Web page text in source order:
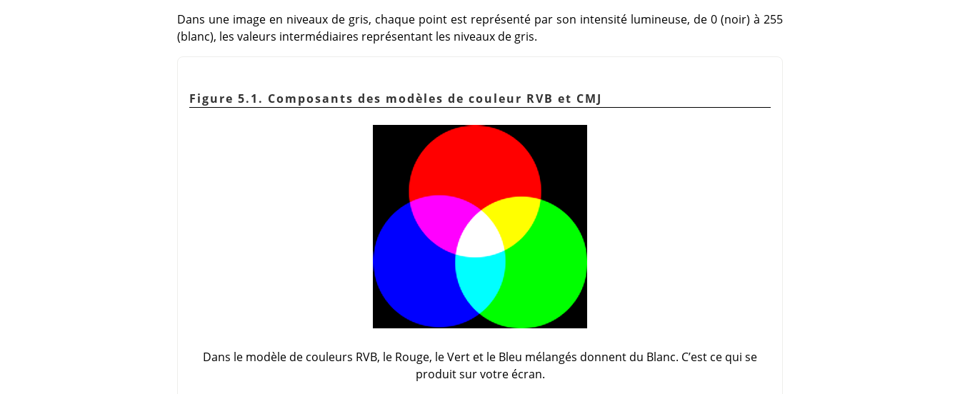
Dans une image en niveaux de gris, chaque point est représenté par son intensité lumineuse, de 0 (noir) à 255
(blanc), les valeurs intermédiaires représentant les niveaux de gris.
Figure 5.1. Composants des modèles de couleur RVB et CMJ
Dans le modèle de couleurs RVB, le Rouge, le Vert et le Bleu mélangés donnent du Blanc. C’est ce qui se
produit sur votre écran.